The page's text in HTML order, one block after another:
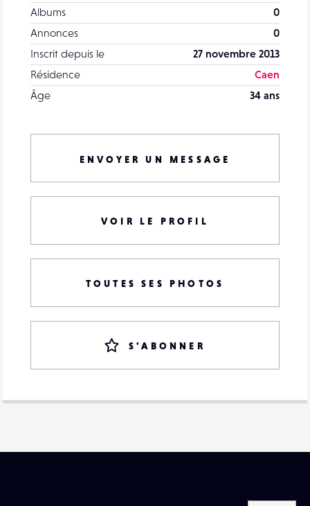
Albums
0
Annonces
0
Inscrit depuis le
27 novembre 2013
Résidence
Caen
Âge
34 ans
ENVOYER UN MESSAGE
VOIR LE PROFIL
TOUTES SES PHOTOS
S'ABONNER